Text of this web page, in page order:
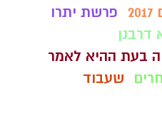
פרשת יתרו
דרבנן
בעת ההיא לאמר
שעבוד